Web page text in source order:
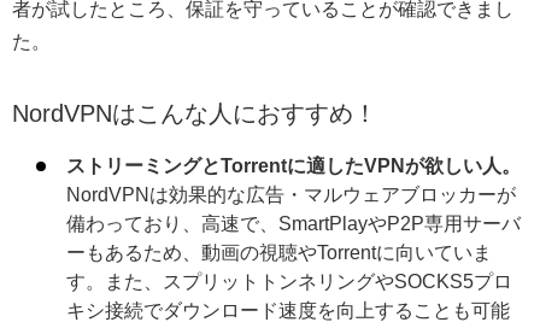
者が試したところ、保証を守っていることが確認できまし
た。
NordVPNはこんな人におすすめ！
ストリーミングとTorrentに適したVPNが欲しい人。
NordVPNは効果的な広告・マルウェアブロッカーが
備わっており、高速で、SmartPlayやP2P専用サーバ
ーもあるため、動画の視聴やTorrentに向いていま
す。また、スプリットトンネリングやSOCKS5プロ
キシ接続でダウンロード速度を向上することも可能